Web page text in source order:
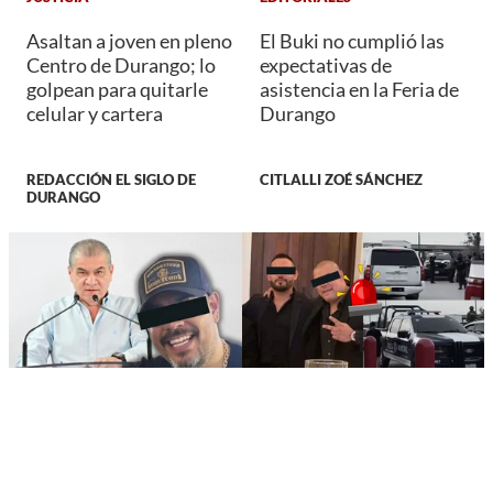
Asaltan a joven en pleno
Centro de Durango; lo
golpean para quitarle
celular y cartera
REDACCIÓN EL SIGLO DE
DURANGO
El Buki no cumplió las
expectativas de
asistencia en la Feria de
Durango
CITLALLI ZOÉ SÁNCHEZ